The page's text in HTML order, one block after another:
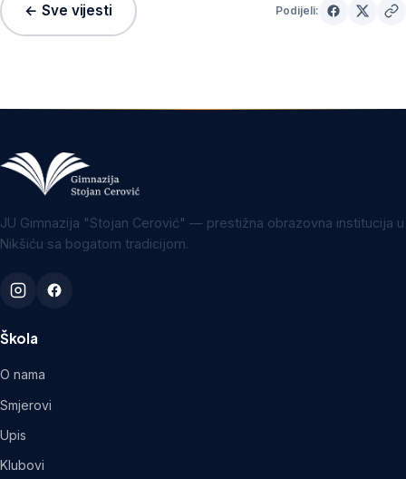
← Sve vijesti Podijeli:
JU Gimnazija "Stojan Cerović" — prestižna obrazovna institucija u
Nikšiću sa bogatom tradicijom.
Škola
O nama
Smjerovi
Upis
Klubovi